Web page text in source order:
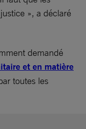
», a déclaré
demandé
et en matière
toutes les